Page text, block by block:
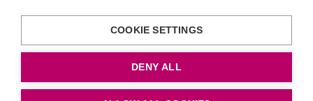
COOKIE SETTINGS
DENY ALL
Rosenlundsgatan 54
118 63 Stockholm
+46 (0)10-414 42 00